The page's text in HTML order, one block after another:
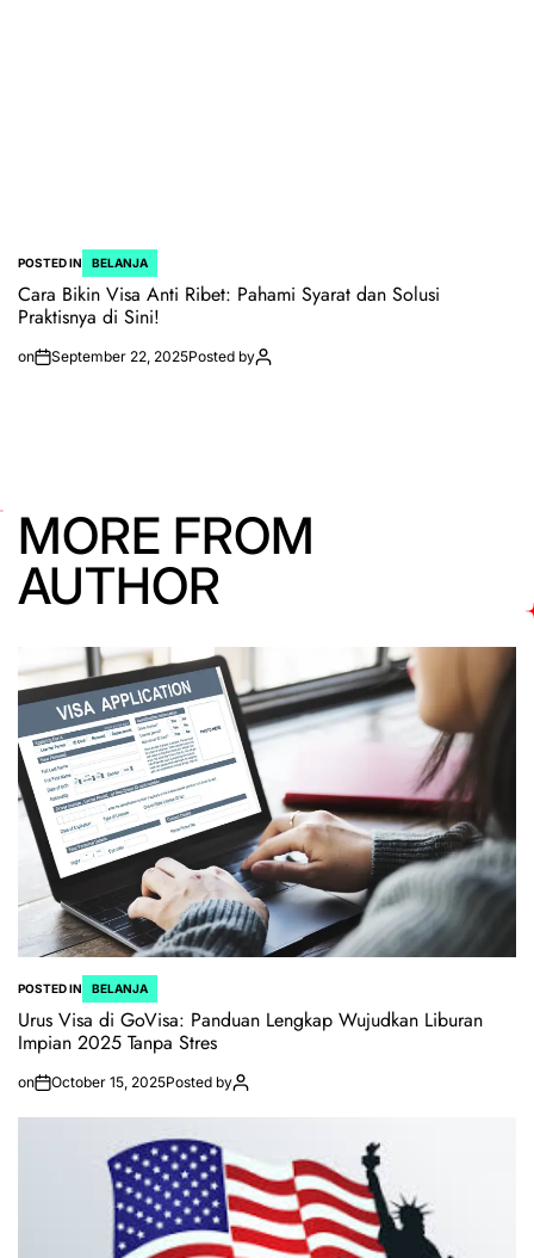
POSTED IN BELANJA
Cara Bikin Visa Anti Ribet: Pahami Syarat dan Solusi
Praktisnya di Sini!
on September 22, 2025Posted by
MORE FROM
AUTHOR
POSTED IN BELANJA
Urus Visa di GoVisa: Panduan Lengkap Wujudkan Liburan
Impian 2025 Tanpa Stres
on October 15, 2025Posted by